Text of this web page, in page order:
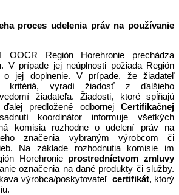
udelenia práv na používanie
OOCR Región Horehronie prechádza
. V prípade jej neúplnosti požiada Región
o jej doplnenie. V prípade, že žiadateľ
kritériá, vyradí žiadosť z ďalšieho
žiadateľa. Žiadosti, ktoré spĺňajú
predložené odbornej Certifikačnej
koordinátor informuje všetkých
komisia rozhodne o udelení práv na
značenia vybraným výrobcom či
Na základe rozhodnutia komisie im
Horehronie prostredníctvom zmluvy
označenia na dané produkty či služby.
výrobca/poskytovateľ certifikát, ktorý